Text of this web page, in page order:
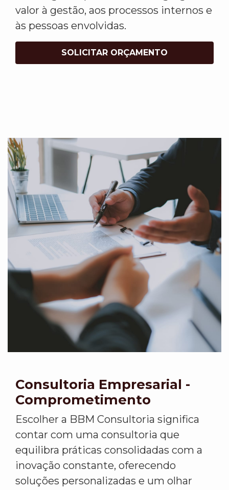
valor à gestão, aos processos internos e
às pessoas envolvidas.
SOLICITAR ORÇAMENTO
Consultoria Empresarial -
Comprometimento
Escolher a BBM Consultoria significa
contar com uma consultoria que
equilibra práticas consolidadas com a
inovação constante, oferecendo
soluções personalizadas e um olhar